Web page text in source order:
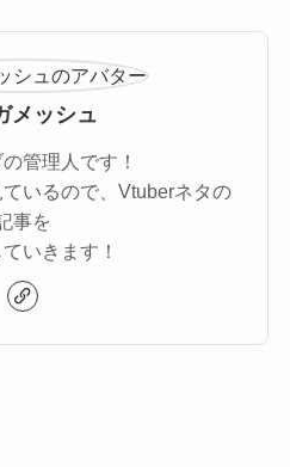
メッシュ
管理人です！
いるので、Vtuberネタの
事を
いきます！